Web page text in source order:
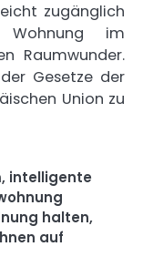
zugänglich
im
Raumwunder.
Gesetze der
Union zu
, intelligente
halten,
auf